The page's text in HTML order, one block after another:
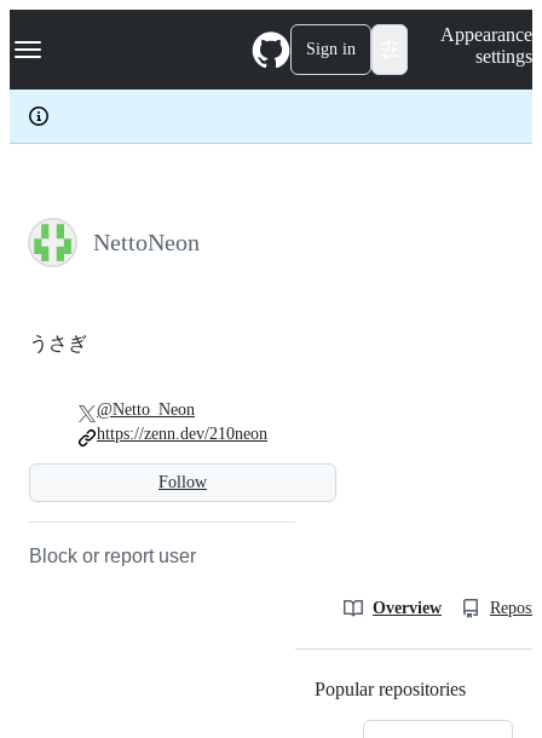
k
p
c
Navigation Menu Sign in
Appearance
settings
NettoNeon
Follow
うさぎ
@Netto_Neon
https://zenn.dev/210neon
Block or report user
Overview
Popular repositories